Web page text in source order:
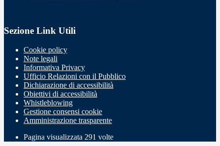
Sezione Link Utili
Cookie policy
Note legali
Informativa Privacy
Ufficio Relazioni con il Pubblico
Dichiarazione di accessibilità
Obiettivi di accessibilità
Whistleblowing
Gestione consensi cookie
Amministrazione trasparente
Pagina visualizzata 291 volte